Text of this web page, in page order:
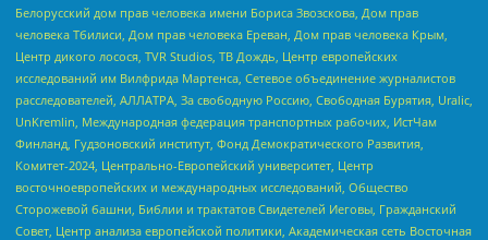
Белорусский дом прав человека имени Бориса Звозскова, Дом прав
человека Тбилиси, Дом прав человека Ереван, Дом прав человека Крым,
Центр дикого лосося, TVR Studios, ТВ Дождь, Центр европейских
исследований им Вилфрида Мартенса, Сетевое объединение журналистов
расследователей, АЛЛАТРА, За свободную Россию, Свободная Бурятия, Uralic,
UnKremlin, Международная федерация транспортных рабочих, ИстЧам
Финланд, Гудзоновский институт, Фонд Демократического Развития,
Комитет-2024, Центрально-Европейский университет, Центр
восточноевропейских и международных исследований, Общество
Сторожевой башни, Библии и трактатов Свидетелей Иеговы, Гражданский
Совет, Центр анализа европейской политики, Академическая сеть Восточная